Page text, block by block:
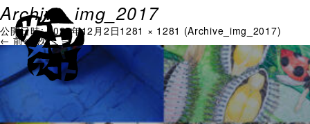
Archive_img_2017
公開日時: 2025年12月2日1281 × 1281 (Archive_img_2017)
← 前へ 次へ →